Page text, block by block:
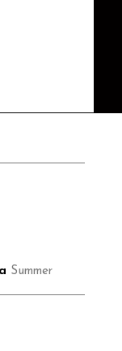
Summer